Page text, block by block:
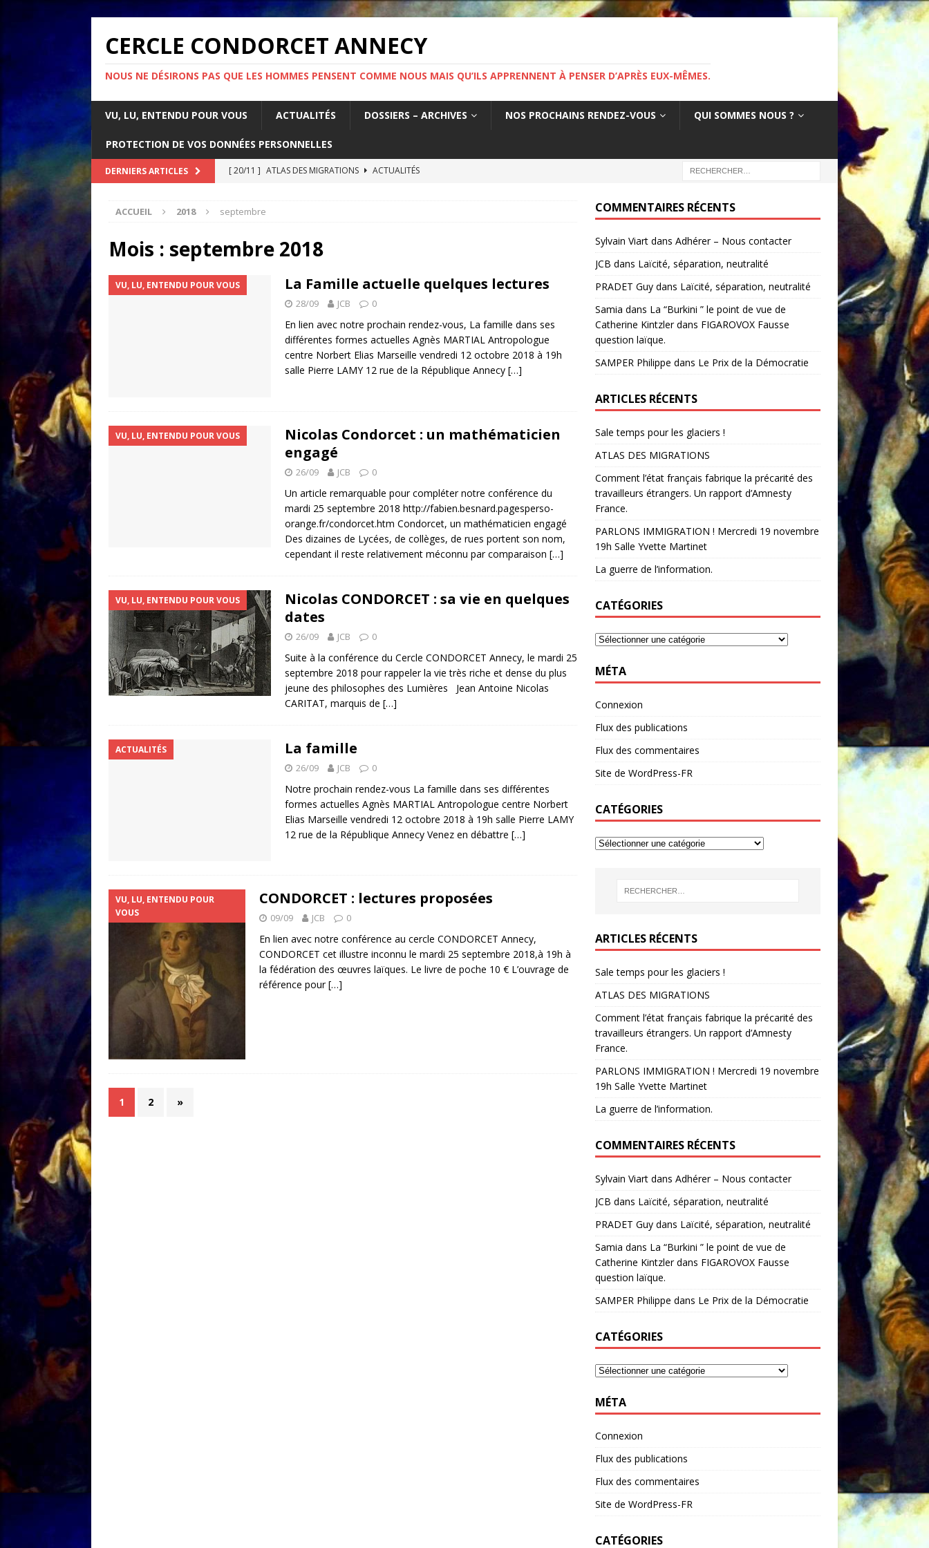
CERCLE CONDORCET ANNECY
NOUS NE DÉSIRONS PAS QUE LES HOMMES PENSENT COMME NOUS MAIS QU’ILS APPRENNENT À PENSER D’APRÈS EUX-MÊMES.
VU, LU, ENTENDU POUR VOUS ACTUALITÉS DOSSIERS – ARCHIVES NOS PROCHAINS RENDEZ-VOUS QUI SOMMES NOUS ?
PROTECTION DE VOS DONNÉES PERSONNELLES
DERNIERS ARTICLES [ 20/11 ] ATLAS DES MIGRATIONS
ACTUALITÉS
rapport d’Amnesty France.
[ 21/10 ]
PARLONS IMMIGRATION ! Mercredi 19 novembre 19h Salle Yvette Martinet
[ 05/05 ]
La guerre de l’information.
ACTUALITÉS
Sale temps pour les glaciers !
ACCUEIL 2018 septembre
Mois : septembre 2018
VU, LU, ENTENDU POUR VOUS La Famille actuelle quelques lectures
28/09 JCB 0
En lien avec notre prochain rendez-vous, La famille dans ses
différentes formes actuelles Agnès MARTIAL Antropologue
centre Norbert Elias Marseille vendredi 12 octobre 2018 à 19h
salle Pierre LAMY 12 rue de la République Annecy […]
VU, LU, ENTENDU POUR VOUS
Nicolas Condorcet : un mathématicien
engagé
26/09 JCB 0
Un article remarquable pour compléter notre conférence du
mardi 25 septembre 2018 http://fabien.besnard.pagesperso-
orange.fr/condorcet.htm Condorcet, un mathématicien engagé
Des dizaines de Lycées, de collèges, de rues portent son nom,
cependant il reste relativement méconnu par comparaison […]
VU, LU, ENTENDU POUR VOUS
Nicolas CONDORCET : sa vie en quelques
dates
26/09 JCB 0
Suite à la conférence du Cercle CONDORCET Annecy, le mardi 25
septembre 2018 pour rappeler la vie très riche et dense du plus
jeune des philosophes des Lumières Jean Antoine Nicolas
CARITAT, marquis de […]
ACTUALITÉS La famille
26/09 JCB 0
Notre prochain rendez-vous La famille dans ses différentes
formes actuelles Agnès MARTIAL Antropologue centre Norbert
Elias Marseille vendredi 12 octobre 2018 à 19h salle Pierre LAMY
12 rue de la République Annecy Venez en débattre […]
VU, LU, ENTENDU POUR
VOUS
CONDORCET : lectures proposées
09/09 JCB 0
En lien avec notre conférence au cercle CONDORCET Annecy,
CONDORCET cet illustre inconnu le mardi 25 septembre 2018,à 19h à
la fédération des œuvres laïques. Le livre de poche 10 € L’ouvrage de
référence pour[…]
1 2 »
COMMENTAIRES RÉCENTS
Sylvain Viartdans Adhérer – Nous contacter
JCB dans Laïcité, séparation, neutralité
PRADET Guydans Laïcité, séparation, neutralité
Samia dans La “Burkini ” le point de vue de
Catherine Kintzler dans FIGAROVOX Fausse
question laïque.
SAMPER Philippe dans Le Prix de la Démocratie
ARTICLES RÉCENTS
Sale temps pour les glaciers !
ATLAS DES MIGRATIONS
Comment l’état français fabrique la précarité des
travailleurs étrangers. Un rapport d’Amnesty
France.
PARLONS IMMIGRATION ! Mercredi 19 novembre
19h Salle Yvette Martinet
La guerre de l’information.
CATÉGORIES
MÉTA
Connexion
Flux des publications
Flux des commentaires
Site de WordPress-FR
CATÉGORIES
ARTICLES RÉCENTS
Sale temps pour les glaciers !
ATLAS DES MIGRATIONS
Comment l’état français fabrique la précarité des
travailleurs étrangers. Un rapport d’Amnesty
France.
PARLONS IMMIGRATION ! Mercredi 19 novembre
19h Salle Yvette Martinet
La guerre de l’information.
COMMENTAIRES RÉCENTS
Sylvain Viartdans Adhérer – Nous contacter
JCB dans Laïcité, séparation, neutralité
PRADET Guydans Laïcité, séparation, neutralité
Samia dans La “Burkini ” le point de vue de
Catherine Kintzler dans FIGAROVOX Fausse
question laïque.
SAMPER Philippe dans Le Prix de la Démocratie
CATÉGORIES
MÉTA
Connexion
Flux des publications
Flux des commentaires
Site de WordPress-FR
CATÉGORIES